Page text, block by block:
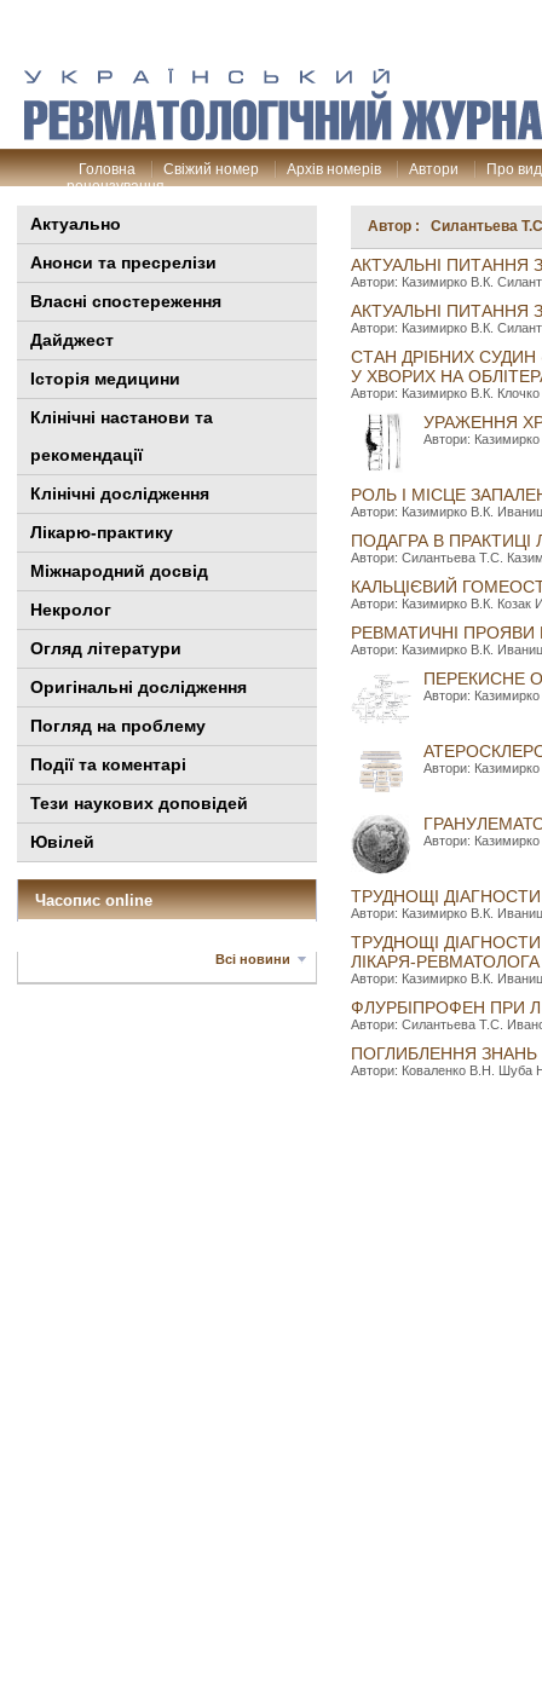
Головна Свіжий номер Архів номерів Автори
Про
рецензування
Актуально
Анонси та пресрелізи
Власні спостереження
Дайджест
Історія медицини
Клінiчні настанови та
рекомендації
Клінічні дослідження
Лікарю-практику
Міжнародний досвід
Некролог
Огляд літератури
Оригінальні дослідження
Погляд на проблему
Події та коментарі
Тези наукових доповідей
Ювілей
Часопис online
Всі новини
Автор : Силантьева
АКТУАЛЬНІ ПИТАННЯ
Автори: Казимирко В.К.
АКТУАЛЬНІ ПИТАННЯ
Автори: Казимирко В.К.
СТАН ДРІБНИХ СУДИН
У ХВОРИХ НА
Автори: Казимирко В.К.
УРАЖЕННЯ
Автори:
РОЛЬ І МІСЦЕ
Автори: Казимирко В.К.
ПОДАГРА В ПРАКТИЦІ
Автори: Силантьева Т.С.
КАЛЬЦІЄВИЙ
Автори: Казимирко В.К.
РЕВМАТИЧНІ ПРОЯВИ
Автори: Казимирко В.К.
ПЕРЕКИСНЕ
Автори:
Автори:
Автори:
ТРУДНОЩІ
Автори: Казимирко В.К.
ТРУДНОЩІ
ЛІКАРЯ-РЕВМАТОЛОГА
Автори: Казимирко В.К.
ФЛУРБІПРОФЕН ПРИ
Автори: Силантьева Т.С.
ПОГЛИБЛЕННЯ ЗНАНЬ
Автори: Коваленко В.Н. Шуба